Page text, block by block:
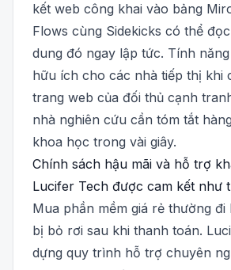
kết web công khai vào bảng
Flows cùng Sidekicks có thể
dung đó ngay lập tức. Tính
hữu ích cho các nhà tiếp thị khi
trang web của đối thủ cạnh
nhà nghiên cứu cần tóm tắt
khoa học trong vài giây.
Chính sách hậu mãi và hỗ trợ
Lucifer Tech được cam kết như
Mua phần mềm giá rẻ thường đi
bị bỏ rơi sau khi thanh toán.
dựng quy trình hỗ trợ chuyên